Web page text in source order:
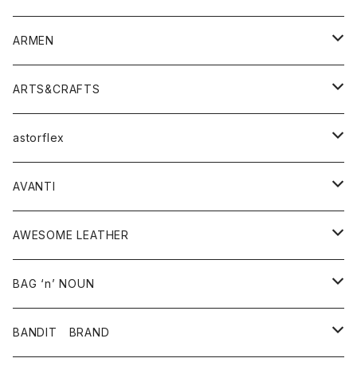
シャツ
Tシャツ・カットソー
シャツ・ブラウス
ボトムス
パンツ
スカート
ワンピース・オールインワン
バッグ
シューズ
アクセサリー
その他雑貨
ARMEN
アウター
コート
ジャケット
トップス
ベスト
シャツ
ワンピース
ボトム
スカート
パンツ
グッズ
靴
ARTS&CRAFTS
アクセサリー
ウォレット
バッグ
astorflex
グッズ
靴
AVANTI
シャツ
AWESOME LEATHER
アウター
革ジャケット
BAG ‘n’ NOUN
アクセサリー
BANDIT BRAND